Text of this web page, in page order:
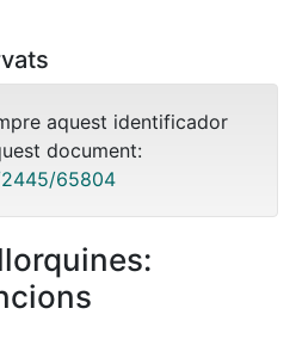
aquest identificador
document:
65804